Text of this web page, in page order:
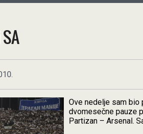
Ove nedelje sam bio
dvomesečne pauze
Partizan – Arsenal.